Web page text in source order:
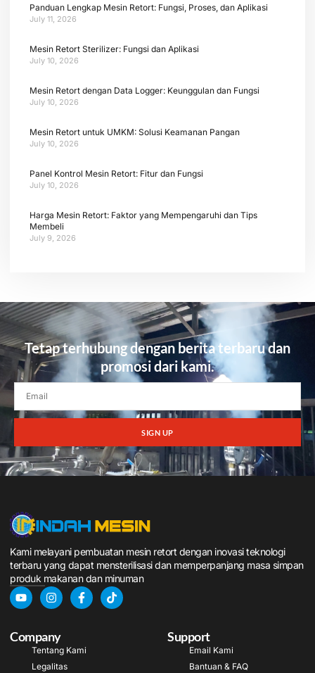
Panduan Lengkap Mesin Retort: Fungsi, Proses, dan Aplikasi
July 11, 2026
Mesin Retort Sterilizer: Fungsi dan Aplikasi
July 10, 2026
Mesin Retort dengan Data Logger: Keunggulan dan Fungsi
July 10, 2026
Mesin Retort untuk UMKM: Solusi Keamanan Pangan
July 10, 2026
Panel Kontrol Mesin Retort: Fitur dan Fungsi
July 10, 2026
Harga Mesin Retort: Faktor yang Mempengaruhi dan Tips
Membeli
July 9, 2026
Tetap terhubung dengan berita terbaru dan
promosi dari kami.
SIGN UP
Kami melayani pembuatan mesin retort dengan inovasi teknologi
terbaru yang dapat mensterilisasi dan memperpanjang masa simpan
produk makanan dan minuman
Company
Tentang Kami
Legalitas
Support
Email Kami
Bantuan & FAQ